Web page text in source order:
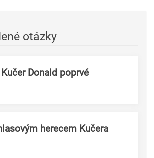
otázky
Donald poprvé
herecem Kučera